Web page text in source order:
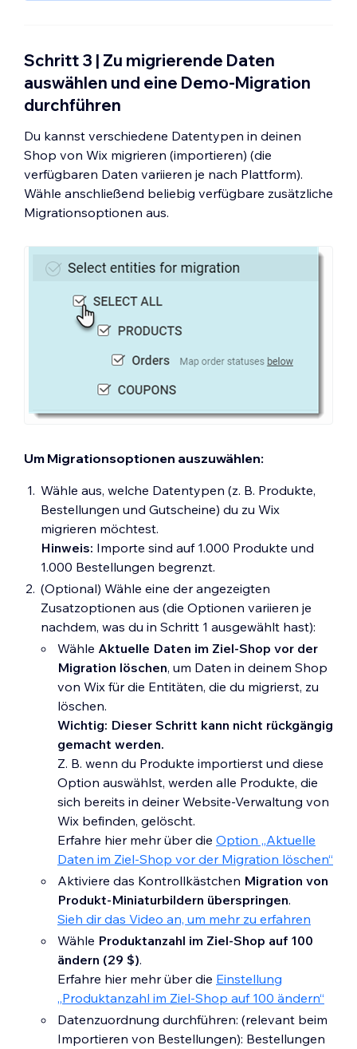
Gib die URL deines Shops ein (z. B.
http://beispielshop.deineplattform.com).
Gib die Informationen ein, die für den
Zugriff auf deine Plattform benötigt
werden.
Hinweis:
Jede Plattform erfordert
unterschiedliche Informationen. Shopify
benötigt zum Beispiel ein API-Passwort.
Seite des Tabs, um diesen Teil des
Prozesses abzuschließen.
Zielwarenkorbeingestellt.
Klicke aufEinheiten auswählen
Schritt 3 | Zu migrierende Daten
auswählen und eine Demo-Migration
durchführen
Du kannst verschiedene Datentypen in deinen
Shop von Wix migrieren (importieren) (die
verfügbaren Daten variieren je nach Plattform).
Wähle anschließend beliebig verfügbare zusätzliche
Migrationsoptionen aus.
Um Migrationsoptionen auszuwählen:
Wähle aus, welche Datentypen (z. B. Produkte,
Bestellungen und Gutscheine) du zu Wix
migrieren möchtest.
Hinweis: Importe sind auf 1.000 Produkte und
1.000 Bestellungen begrenzt.
(Optional) Wähle eine der angezeigten
Zusatzoptionen aus (die Optionen variieren je
nachdem, was du in Schritt 1 ausgewählt hast):
Wähle Aktuelle Daten im Ziel-Shop vor der
Migration löschen, um Daten in deinem Shop
von Wix für die Entitäten, die du migrierst, zu
löschen.
Wichtig: Dieser Schritt kann nicht rückgängig
gemacht werden.
Z. B. wenn du Produkte importierst und diese
Option auswählst, werden alle Produkte, die
sich bereits in deiner Website-Verwaltung von
Wix befinden, gelöscht.
Erfahre hier mehr über die Option „Aktuelle
Daten im Ziel-Shop vor der Migration löschen“
Aktiviere das Kontrollkästchen Migration von
Produkt-Miniaturbildern überspringen.
Sieh dir das Video an, um mehr zu erfahren
Wähle Produktanzahl im Ziel-Shop auf 100
ändern (29 $).
Erfahre hier mehr über die Einstellung
„Produktanzahl im Ziel-Shop auf 100 ändern“
Datenzuordnung durchführen: (relevant beim
Importieren von Bestellungen): Bestellungen